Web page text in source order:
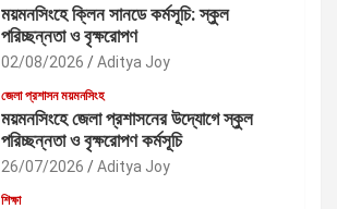
ময়মনসিংহে ক্লিন সানডে কর্মসূচি: স্কুল
পরিচ্ছন্নতা ও বৃক্ষরোপণ
02/08/2026 Aditya Joy
জেলা প্রশাসন ময়মনসিংহ
ময়মনসিংহে জেলা প্রশাসনের উদ্যোগে স্কুল
পরিচ্ছন্নতা ও বৃক্ষরোপণ কর্মসূচি
26/07/2026 Aditya Joy
শিক্ষা